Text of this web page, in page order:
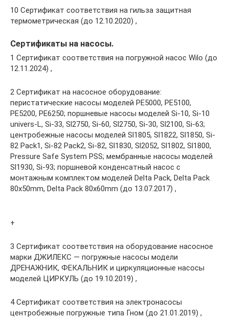
10 Сертификат соответствия на гильза защитная
термометрическая (до 12.10.2020) ,
Сертификаты на насосы.
1 Сертификат соответствия на погружной насос Wilo (до
12.11.2024) ,
2 Сертификат на насосное оборудование:
перистатические насосы моделей PE5000, PE5100,
PE5200, PE6250; поршневые насосы моделей Si-10, Si-10
univers-L, Si-33, Sl2750, Si-60, Sl2750, Si-30, Sl2100, Si-63;
центробежные насосы моделей Sl1805, Sl1822, Sl1850, Si-
82 Pack1, Si-82 Pack2, Si-82, Sl1830, Sl2052, Sl1802, Sl1800,
Pressure Safe System PSS; мембранные насосы моделей
Sl1930, Si-93; поршневой конденсатный насос с
монтажным комплектом моделей Delta Pack, Delta Pack
80х50mm, Delta Pack 80х60mm (до 13.07.2017) ,
+
3 Сертификат соответствия на оборудование насосное
марки ДЖИЛЕКС — погружные насосы модели
ДРЕНАЖНИК, ФЕКАЛЬНИК и циркуляционные насосы
моделей ЦИРКУЛЬ (до 19.10.2019) ,
4 Сертификат соответствия на электронасосы
центробежные погружные типа Гном (до 21.01.2019) ,